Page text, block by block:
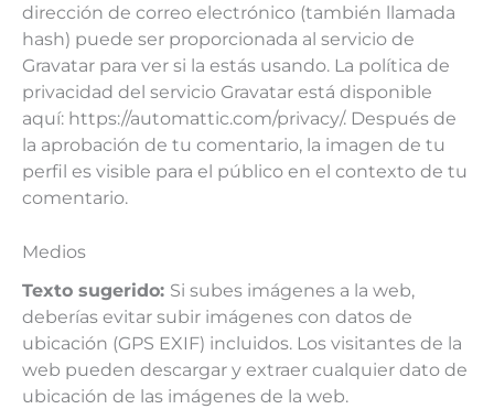
dirección de correo electrónico (también llamada
hash) puede ser proporcionada al servicio de
Gravatar para ver si la estás usando. La política de
privacidad del servicio Gravatar está disponible
aquí: https://automattic.com/privacy/. Después de
la aprobación de tu comentario, la imagen de tu
perfil es visible para el público en el contexto de tu
comentario.
Medios
Texto sugerido: Si subes imágenes a la web,
deberías evitar subir imágenes con datos de
ubicación (GPS EXIF) incluidos. Los visitantes de la
web pueden descargar y extraer cualquier dato de
ubicación de las imágenes de la web.